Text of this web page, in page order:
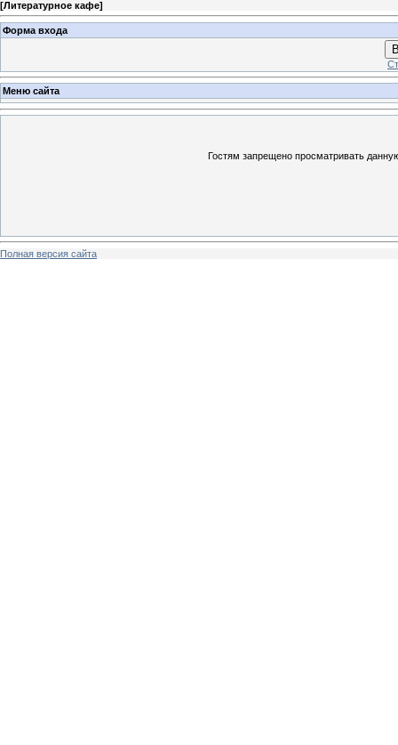
[Литературное кафе]
Форма входа
Меню сайта
Гостям запрещено просматривать
Полная версия сайта